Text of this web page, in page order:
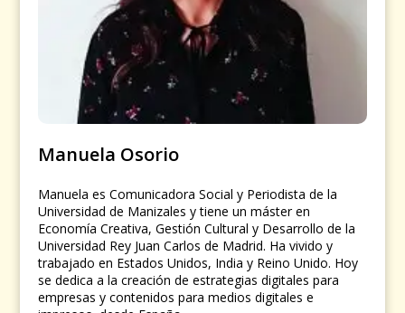
Manuela Osorio
Manuela es Comunicadora Social y Periodista de la
Universidad de Manizales y tiene un máster en
Economía Creativa, Gestión Cultural y Desarrollo de la
Universidad Rey Juan Carlos de Madrid. Ha vivido y
trabajado en Estados Unidos, India y Reino Unido. Hoy
se dedica a la creación de estrategias digitales para
empresas y contenidos para medios digitales e